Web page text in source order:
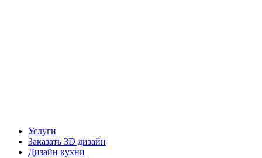
Услуги
Заказать 3D дизайн
Дизайн кухни